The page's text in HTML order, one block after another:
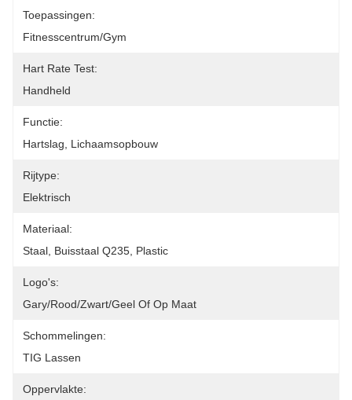
Toepassingen:
Fitnesscentrum/gym
Hart Rate Test:
Handheld
Functie:
Hartslag, Lichaamsopbouw
Rijtype:
Elektrisch
Materiaal:
Staal, Buisstaal Q235, Plastic
Logo's:
Gary/rood/zwart/geel Of Op Maat
Schommelingen:
TIG Lassen
Oppervlakte: